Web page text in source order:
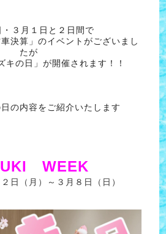
・３月１日と２日間で
車決算」のイベントがございまし
たが
キの日」が開催されます！！
の内容をご紹介いたします
WEEK
日（月）～３月８日（日）